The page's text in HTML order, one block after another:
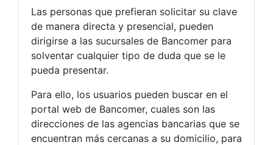
Las personas que prefieran solicitar su clave
de manera directa y presencial, pueden
dirigirse a las sucursales de Bancomer para
solventar cualquier tipo de duda que se le
pueda presentar.
Para ello, los usuarios pueden buscar en el
portal web de Bancomer, cuales son las
direcciones de las agencias bancarias que se
encuentran más cercanas a su domicilio, para